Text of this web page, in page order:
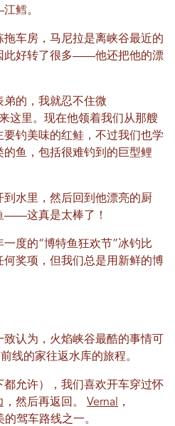
鳕。
车房，马尼拉是离峡谷最近的
此好转了很多——他还把他的漂
的，我就忍不住微
这里。现在他领着我们从那艘
钓美味的红鲑，不过我们也学
鱼，包括很难钓到的巨型鲤
到水里，然后回到他漂亮的厨
——这真是太棒了！
度的“博特鱼狂欢节”冰钓比
奖项，但我们总是用新鲜的博
认为，火焰峡谷最酷的事情可
线的家往返水库的旅程。
允许），我们喜欢开车穿过怀
然后再返回。 Vernal
，
驾车路线之一。